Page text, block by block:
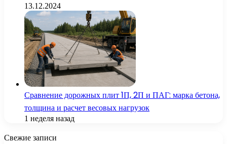
13.12.2024
Сравнение дорожных плит 1П, 2П и ПАГ: марка бетона,
толщина и расчет весовых нагрузок
1 неделя назад
Свежие записи